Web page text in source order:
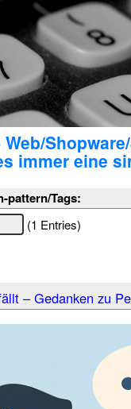
immer eine
pattern/Tags:
(1 Entries)
– Gedanken zu